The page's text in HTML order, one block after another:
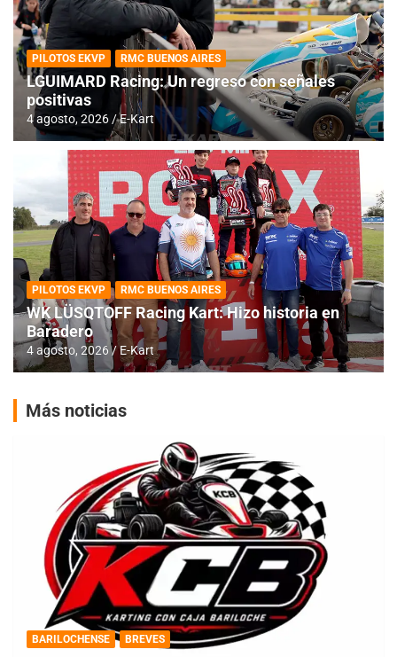
PILOTOS EKVP RMC BUENOS AIRES
LGUIMARD Racing: Un regreso con señales
positivas
4 agosto, 2026 E-Kart
PILOTOS EKVP RMC BUENOS AIRES
WK LÜSQTOFF Racing Kart: Hizo historia en
Baradero
4 agosto, 2026 E-Kart
Más noticias
BARILOCHENSE BREVES